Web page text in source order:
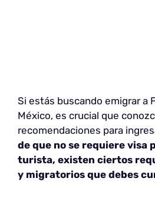
Si estás buscando emigrar a
México, es crucial que
recomendaciones para
de que no se requiere visa
turista, existen ciertos
y migratorios que debes